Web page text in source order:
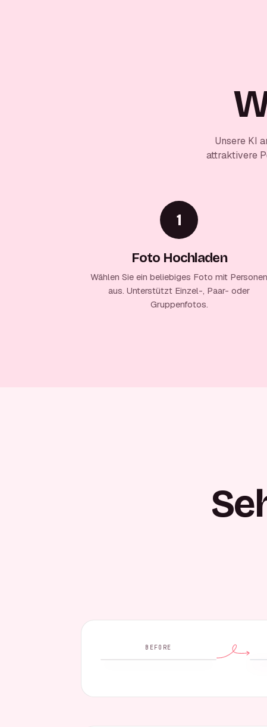
Unsere KI
attraktivere
1
Foto Hochladen
Wählen Sie ein beliebiges Foto mit Personen
aus. Unterstützt Einzel-, Paar- oder
Gruppenfotos.
BEFORE